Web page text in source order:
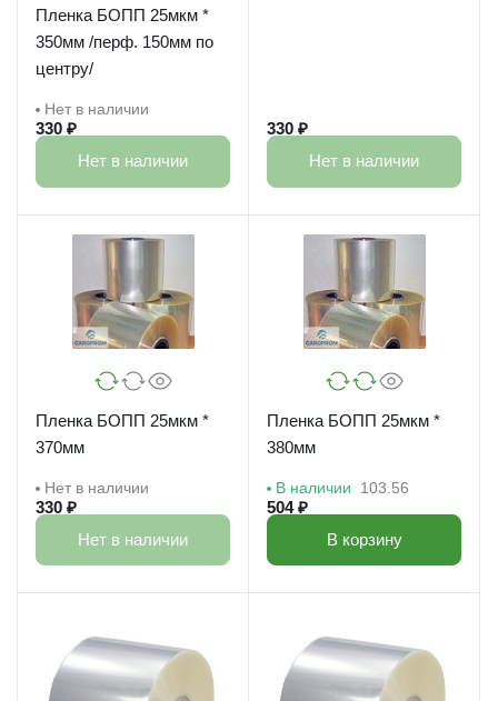
Пленка БОПП 25мкм *
350мм /перф. 150мм по
центру/
Нет в наличии
330 ₽
Нет в наличии
330 ₽
Нет в наличии
Пленка БОПП 25мкм *
370мм
Нет в наличии
330 ₽
Нет в наличии
Пленка БОПП 25мкм *
380мм
В наличии 103.56
504 ₽
В корзину